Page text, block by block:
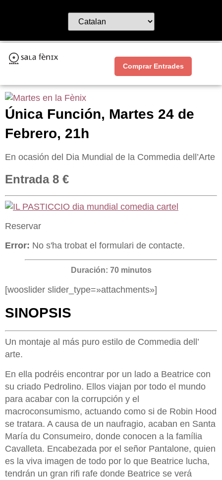
Comprar Entrades
Única Función, Martes 24 de
Febrero, 21h
En ocasión del Dia Mundial de la Commedia dell’Arte
Entrada 8 €
Reservar
Error: No s'ha trobat el formulari de contacte.
Duración: 70 minutos
[wooslider slider_type=»attachments»]
SINOPSIS
Un montaje al más puro estilo de Commedia dell’
arte.
En ella podréis encontrar por un lado a Beatrice con
su criado Pedrolino. Ellos viajan por todo el mundo
para acabar con la corrupción y el
macroconsumismo, actuando como si de Robin Hood
se tratara. A causa de un naufragio, acaban en Santa
María du Consumeiro, donde conocen a la família
Cavalleta. Encabezada por el señor Pantalone, quien
es la viva imagen de todo por lo que Beatrice lucha,
tendrán un gran rifi rafe donde Beatrice se verá